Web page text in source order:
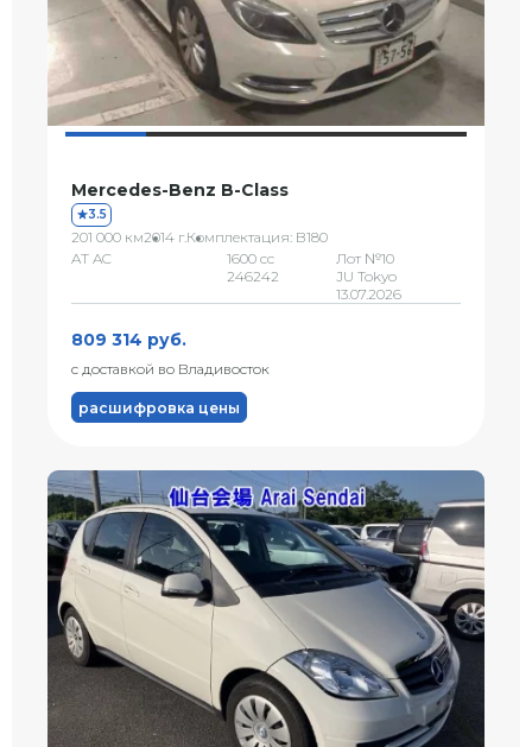
Mercedes-Benz B-Class
3.5
201 000 км2014 г.Комплектация: B180
AT AC
1600 сс
246242
Лот №10
JU Tokyo
13.07.2026
809 314 руб.
с доставкой во Владивосток
расшифровка цены